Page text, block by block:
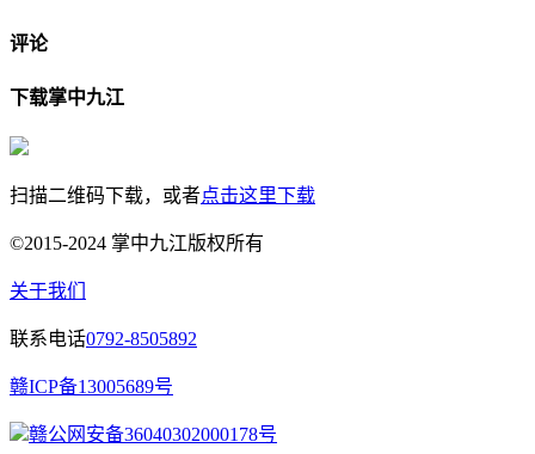
评论
下载掌中九江
扫描二维码下载，或者点击这里下载
©2015-2024 掌中九江版权所有
关于我们
联系电话0792-8505892
赣ICP备13005689号
赣公网安备36040302000178号